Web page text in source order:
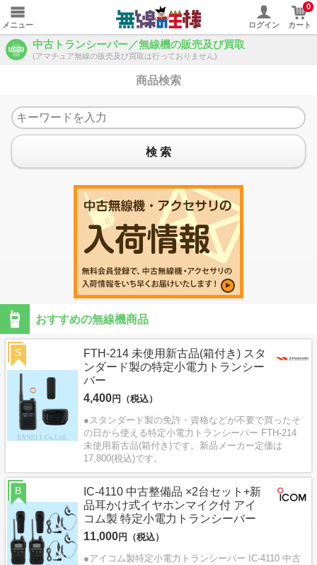
メニュー ログイン
0
カート
中古トランシーバー／無線機の販売及び買取
(アマチュア無線の販売及び買取は行っておりません)
商品検索
検 索
おすすめの無線機商品
FTH-214 未使用新古品(箱付き) スタ
ンダード製の特定小電力トランシー
バー
4,400円（税込）
●スタンダード製の免許・資格などが不要で買ったそ
の日から使える特定小電力トランシーバー FTH-214
未使用新古品(箱付き)です。新品メーカー定価は
17,800(税込)です。
S
IC-4110 中古整備品 ×2台セット+新
品耳かけ式イヤホンマイク付 アイ
コム製 特定小電力トランシーバー
11,000円（税込）
●アイコム製特定小電力トランシーバー IC-4110 中古
B